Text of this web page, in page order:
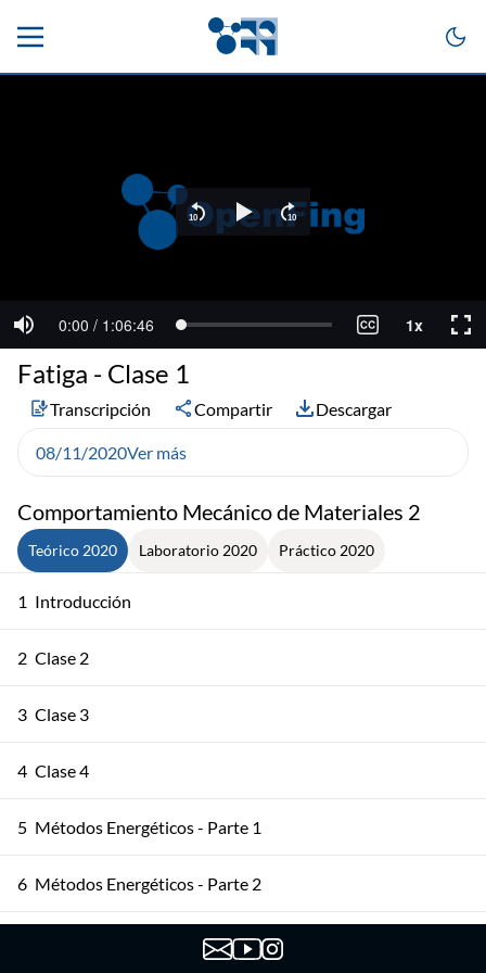
Comportamiento Mecánico de Materiales 2
Teórico 2020 Laboratorio 2020 Práctico 2020
1 Introducción
2 Clase 2
3 Clase 3
4 Clase 4
5 Métodos Energéticos - Parte 1
6 Métodos Energéticos - Parte 2
Deformaciones Clase 1
Fatiga - Clase 1
Transcripción Compartir Descargar
08/11/2020Ver más